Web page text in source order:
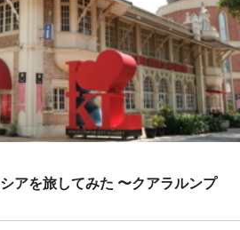
アを旅してみた 〜クアラルンプ